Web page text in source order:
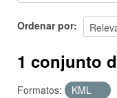
Acerca de
Ordenar por
1 conjunto
Formatos: KML